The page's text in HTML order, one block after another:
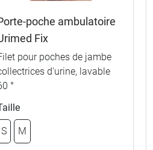
poche ambulatoire
Fix
pour poches de jambe
d'urine, lavable
°
S M